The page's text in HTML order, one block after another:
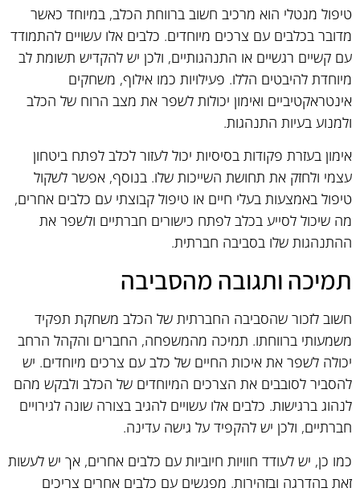
טיפול מנטלי הוא מרכיב חשוב ברווחת הכלב, במיוחד כאשר
מדובר בכלבים עם צרכים מיוחדים. כלבים אלו עשויים להתמודד
עם קשיים רגשיים או התנהגותיים, ולכן יש להקדיש תשומת לב
מיוחדת להיבטים הללו. פעילויות כמו אילוף, משחקים
אינטראקטיביים ואימון יכולות לשפר את מצב הרוח של הכלב
ולמנוע בעיות התנהגות.
אימון בעזרת פקודות בסיסיות יכול לעזור לכלב לפתח ביטחון
עצמי ולחזק את תחושת השייכות שלו. בנוסף, אפשר לשקול
טיפול באמצעות בעלי חיים או טיפול קבוצתי עם כלבים אחרים,
מה שיכול לסייע בכלב לפתח כישורים חברתיים ולשפר את
ההתנהגות שלו בסביבה חברתית.
תמיכה ותגובה מהסביבה
חשוב לזכור שהסביבה החברתית של הכלב משחקת תפקיד
משמעותי ברווחתו. תמיכה מהמשפחה, החברים והקהל הרחב
יכולה לשפר את איכות החיים של כלב עם צרכים מיוחדים. יש
להסביר לסובבים את הצרכים המיוחדים של הכלב ולבקש מהם
לנהוג ברגישות. כלבים אלו עשויים להגיב בצורה שונה לגירויים
חברתיים, ולכן יש להקפיד על גישה עדינה.
כמו כן, יש לעודד חוויות חיוביות עם כלבים אחרים, אך יש לעשות
זאת בהדרגה ובזהירות. מפגשים עם כלבים אחרים צריכים